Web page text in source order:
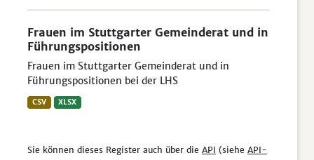
Frauen im Stuttgarter Gemeinderat und in
Führungspositionen
Frauen im Stuttgarter Gemeinderat und in
Führungspositionen bei der LHS
CSV XLSX
Sie können dieses Register auch über die API (siehe API-